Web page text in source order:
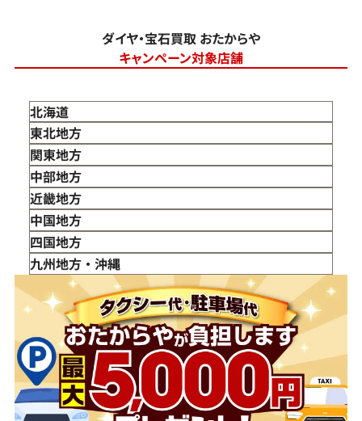
ダイヤ・宝石買取 おたからや
キャンペーン対象店舗
北海道
東北地方
青森県
岩手県
宮城県
秋田県
山形県
福島県
関東地方
東京都
神奈川県
埼玉県
千葉県
茨城県
栃木県
群馬県
中部地方
新潟県
富山県
石川県
山梨県
長野県
岐阜県
静岡県
愛知県
近畿地方
三重県
滋賀県
京都府
大阪府
兵庫県
奈良県
和歌山県
中国地方
鳥取県
島根県
岡山県
広島県
山口県
四国地方
徳島県
香川県
愛媛県
九州地方・沖縄
福岡県
佐賀県
長崎県
熊本県
大分県
宮崎県
鹿児島県